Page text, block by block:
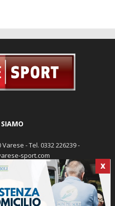
X
- Tel. 0332 226239 -
sport.com
09-02-1979 - Prodotto da Sunrise
Michele Marocco -Cookie policy